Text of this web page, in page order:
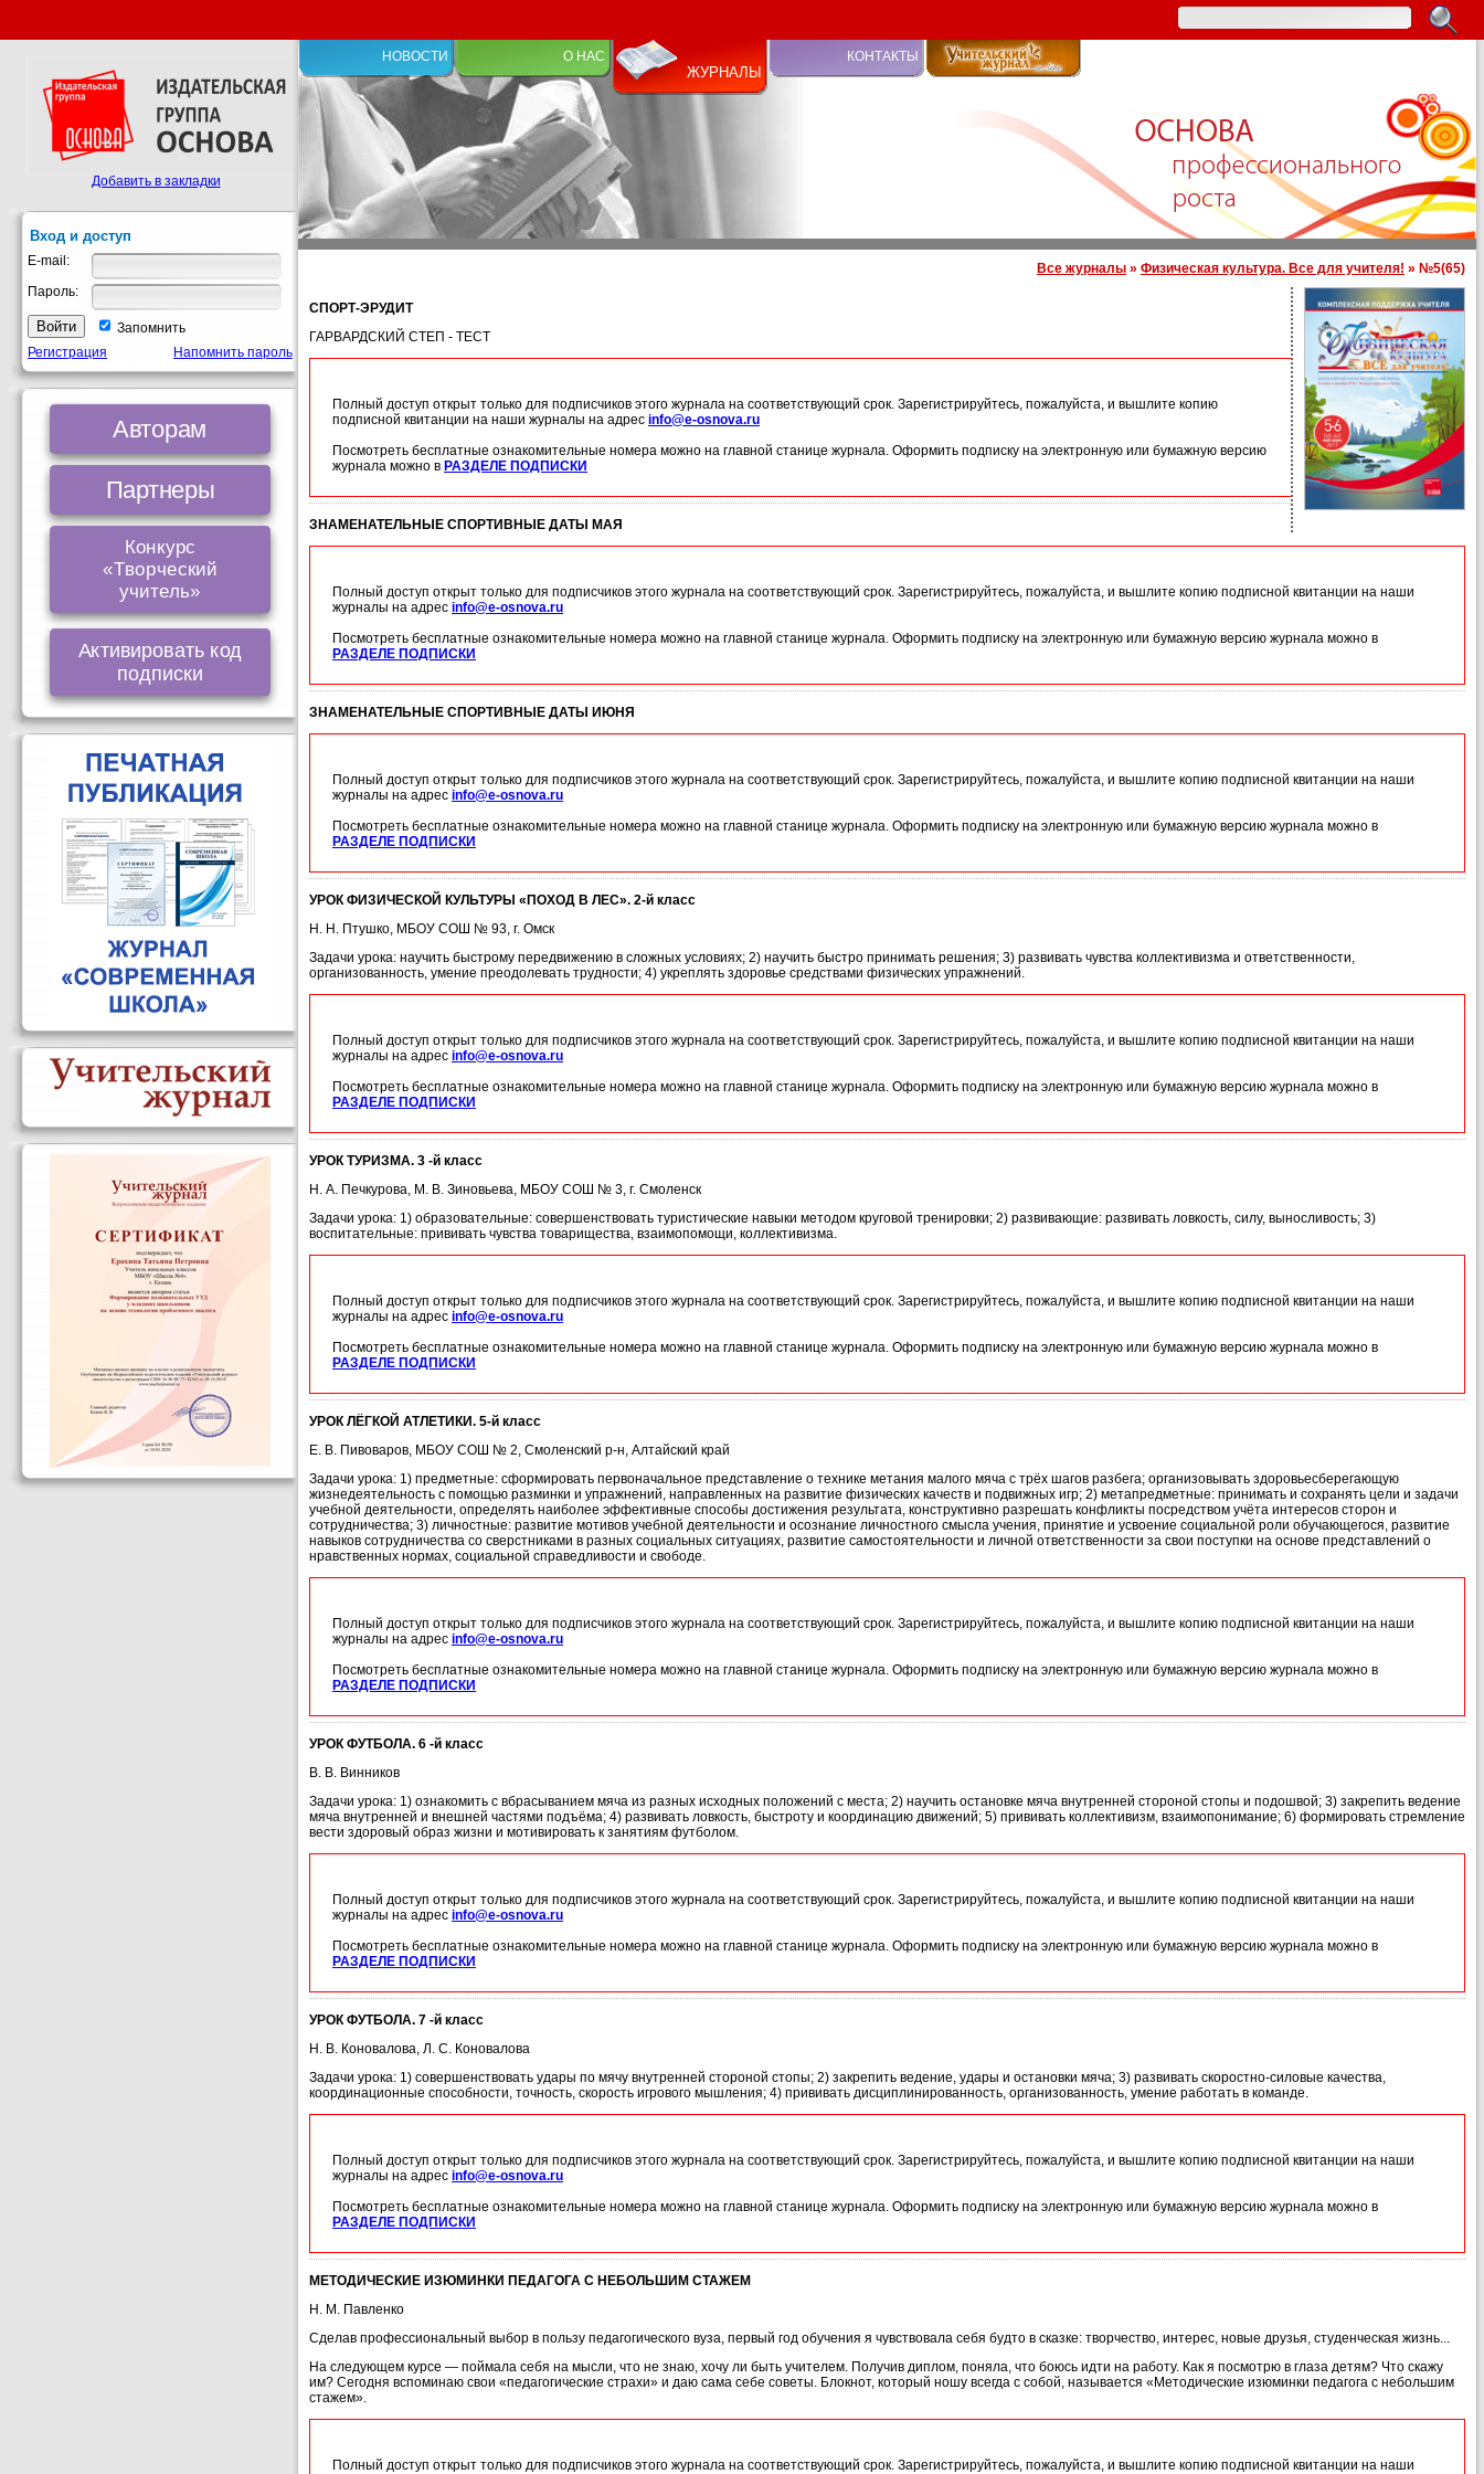
НОВОСТИ О НАС
ЖУРНАЛЫ
КОНТАКТЫ
Все журналы » Физическая культура. Все для учителя! » №5(65)
СПОРТ-ЭРУДИТ
ГАРВАРДСКИЙ СТЕП - ТЕСТ
Полный доступ открыт только для подписчиков этого журнала на соответствующий срок. Зарегистрируйтесь, пожалуйста, и вышлите копию
подписной квитанции на наши журналы на адрес info@e-osnova.ru
Посмотреть бесплатные ознакомительные номера можно на главной станице журнала. Оформить подписку на электронную или бумажную версию
журнала можно в РАЗДЕЛЕ ПОДПИСКИ
ЗНАМЕНАТЕЛЬНЫЕ СПОРТИВНЫЕ ДАТЫ МАЯ
Полный доступ открыт только для подписчиков этого журнала на соответствующий срок. Зарегистрируйтесь, пожалуйста, и вышлите копию подписной квитанции на наши
журналы на адрес info@e-osnova.ru
Посмотреть бесплатные ознакомительные номера можно на главной станице журнала. Оформить подписку на электронную или бумажную версию журнала можно в
РАЗДЕЛЕ ПОДПИСКИ
ЗНАМЕНАТЕЛЬНЫЕ СПОРТИВНЫЕ ДАТЫ ИЮНЯ
Полный доступ открыт только для подписчиков этого журнала на соответствующий срок. Зарегистрируйтесь, пожалуйста, и вышлите копию подписной квитанции на наши
журналы на адрес info@e-osnova.ru
Посмотреть бесплатные ознакомительные номера можно на главной станице журнала. Оформить подписку на электронную или бумажную версию журнала можно в
РАЗДЕЛЕ ПОДПИСКИ
УРОК ФИЗИЧЕСКОЙ КУЛЬТУРЫ «ПОХОД В ЛЕС». 2-й класс
Н. Н. Птушко, МБОУ СОШ № 93, г. Омск
Задачи урока: научить быстрому передвижению в сложных условиях; 2) научить быстро принимать решения; 3) развивать чувства коллективизма и ответственности,
организованность, умение преодолевать трудности; 4) укреплять здоровье средствами физических упражнений.
Полный доступ открыт только для подписчиков этого журнала на соответствующий срок. Зарегистрируйтесь, пожалуйста, и вышлите копию подписной квитанции на наши
журналы на адрес info@e-osnova.ru
Посмотреть бесплатные ознакомительные номера можно на главной станице журнала. Оформить подписку на электронную или бумажную версию журнала можно в
РАЗДЕЛЕ ПОДПИСКИ
УРОК ТУРИЗМА. 3 -й класс
Н. А. Печкурова, М. В. Зиновьева, МБОУ СОШ № 3, г. Смоленск
Задачи урока: 1) образовательные: совершенствовать туристические навыки методом круговой тренировки; 2) развивающие: развивать ловкость, силу, выносливость; 3)
воспитательные: прививать чувства товарищества, взаимопомощи, коллективизма.
Полный доступ открыт только для подписчиков этого журнала на соответствующий срок. Зарегистрируйтесь, пожалуйста, и вышлите копию подписной квитанции на наши
журналы на адрес info@e-osnova.ru
Посмотреть бесплатные ознакомительные номера можно на главной станице журнала. Оформить подписку на электронную или бумажную версию журнала можно в
РАЗДЕЛЕ ПОДПИСКИ
УРОК ЛЁГКОЙ АТЛЕТИКИ. 5-й класс
Е. В. Пивоваров, МБОУ СОШ № 2, Смоленский р-н, Алтайский край
Задачи урока: 1) предметные: сформировать первоначальное представление о технике метания малого мяча с трёх шагов разбега; организовывать здоровьесберегающую
жизнедеятельность с помощью разминки и упражнений, направленных на развитие физических качеств и подвижных игр; 2) метапредметные: принимать и сохранять цели и задачи
учебной деятельности, определять наиболее эффективные способы достижения результата, конструктивно разрешать конфликты посредством учёта интересов сторон и
сотрудничества; 3) личностные: развитие мотивов учебной деятельности и осознание личностного смысла учения, принятие и усвоение социальной роли обучающегося, развитие
навыков сотрудничества со сверстниками в разных социальных ситуациях, развитие самостоятельности и личной ответственности за свои поступки на основе представлений о
нравственных нормах, социальной справедливости и свободе.
Полный доступ открыт только для подписчиков этого журнала на соответствующий срок. Зарегистрируйтесь, пожалуйста, и вышлите копию подписной квитанции на наши
журналы на адрес info@e-osnova.ru
Посмотреть бесплатные ознакомительные номера можно на главной станице журнала. Оформить подписку на электронную или бумажную версию журнала можно в
РАЗДЕЛЕ ПОДПИСКИ
УРОК ФУТБОЛА. 6 -й класс
В. В. Винников
Задачи урока: 1) ознакомить с вбрасыванием мяча из разных исходных положений с места; 2) научить остановке мяча внутренней стороной стопы и подошвой; 3) закрепить ведение
мяча внутренней и внешней частями подъёма; 4) развивать ловкость, быстроту и координацию движений; 5) прививать коллективизм, взаимопонимание; 6) формировать стремление
вести здоровый образ жизни и мотивировать к занятиям футболом.
Полный доступ открыт только для подписчиков этого журнала на соответствующий срок. Зарегистрируйтесь, пожалуйста, и вышлите копию подписной квитанции на наши
журналы на адрес info@e-osnova.ru
Посмотреть бесплатные ознакомительные номера можно на главной станице журнала. Оформить подписку на электронную или бумажную версию журнала можно в
РАЗДЕЛЕ ПОДПИСКИ
УРОК ФУТБОЛА. 7 -й класс
Н. В. Коновалова, Л. С. Коновалова
Задачи урока: 1) совершенствовать удары по мячу внутренней стороной стопы; 2) закрепить ведение, удары и остановки мяча; 3) развивать скоростно-силовые качества,
координационные способности, точность, скорость игрового мышления; 4) прививать дисциплинированность, организованность, умение работать в команде.
Полный доступ открыт только для подписчиков этого журнала на соответствующий срок. Зарегистрируйтесь, пожалуйста, и вышлите копию подписной квитанции на наши
журналы на адрес info@e-osnova.ru
Посмотреть бесплатные ознакомительные номера можно на главной станице журнала. Оформить подписку на электронную или бумажную версию журнала можно в
РАЗДЕЛЕ ПОДПИСКИ
МЕТОДИЧЕСКИЕ ИЗЮМИНКИ ПЕДАГОГА С НЕБОЛЬШИМ СТАЖЕМ
Н. М. Павленко
Сделав профессиональный выбор в пользу педагогического вуза, первый год обучения я чувствовала себя будто в сказке: творчество, интерес, новые друзья, студенческая жизнь...
На следующем курсе — поймала себя на мысли, что не знаю, хочу ли быть учителем. Получив диплом, поняла, что боюсь идти на работу. Как я посмотрю в глаза детям? Что скажу
им? Сегодня вспоминаю свои «педагогические страхи» и даю сама себе советы. Блокнот, который ношу всегда с собой, называется «Методические изюминки педагога с небольшим
стажем».
Полный доступ открыт только для подписчиков этого журнала на соответствующий срок. Зарегистрируйтесь, пожалуйста, и вышлите копию подписной квитанции на наши
Добавить в закладки
Вход и доступ
E-mail:
Пароль:
Запомнить
Регистрация
Напомнить пароль
Авторам
Партнеры
Конкурс
«Творческий
учитель»
Активировать код
подписки